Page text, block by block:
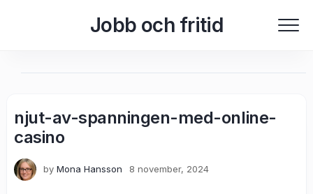
Jobb och fritid
njut-av-spanningen-med-online-
casino
by Mona Hansson 8 november, 2024